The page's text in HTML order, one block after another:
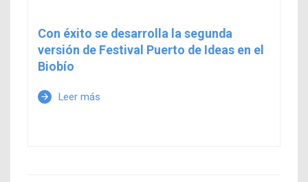
Con éxito se desarrolla la segunda
versión de Festival Puerto de Ideas en el
Biobío
arrow_forward Leer más